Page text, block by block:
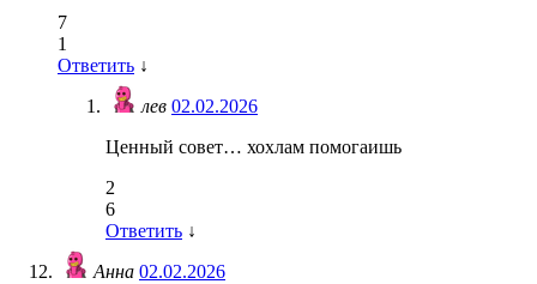
7
1
Ответить ↓
лев 02.02.2026
Ценный совет… хохлам помогаишь
2
6
Ответить ↓
Анна 02.02.2026